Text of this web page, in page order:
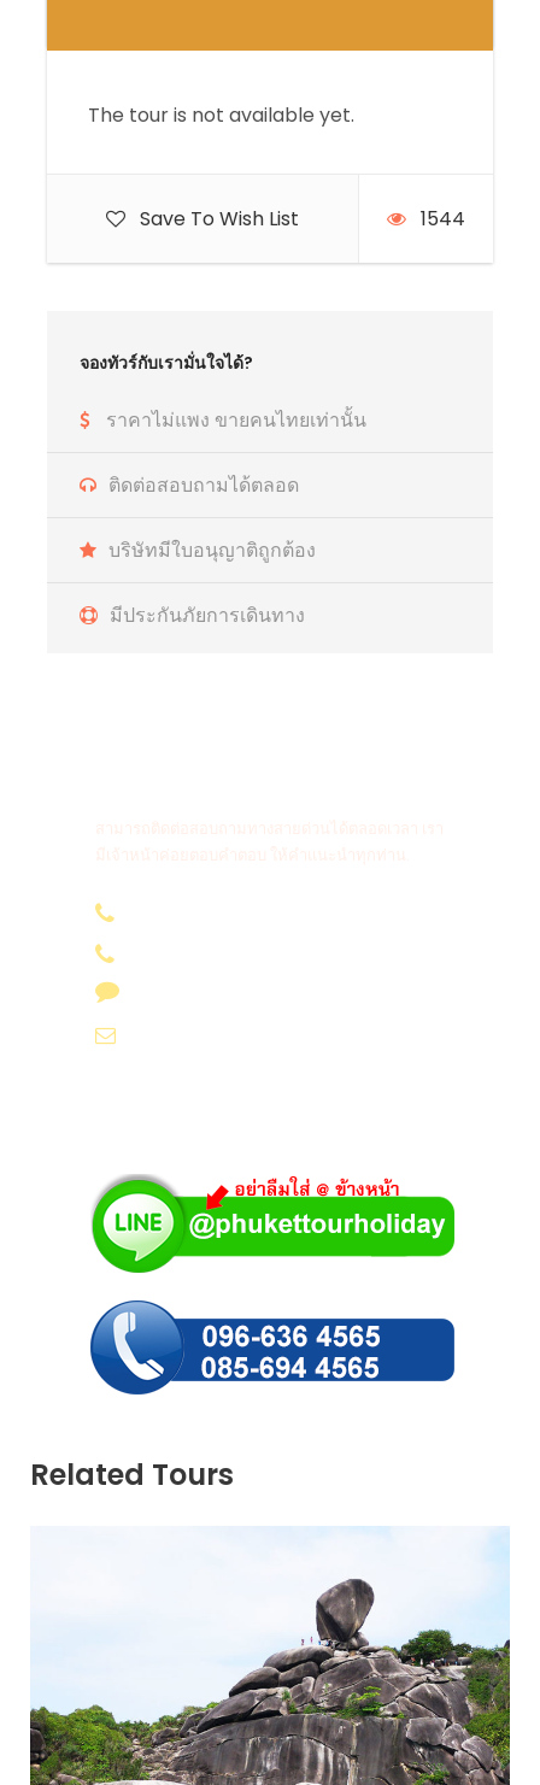
The tour is not available yet.
Save To Wish List 1544
จองทัวร์กับเรามั่นใจได้?
ราคาไม่แพง ขายคนไทยเท่านั้น
ติดต่อสอบถามได้ตลอด
บริษัทมีใบอนุญาติถูกต้อง
มีประกันภัยการเดินทาง
Related Tours